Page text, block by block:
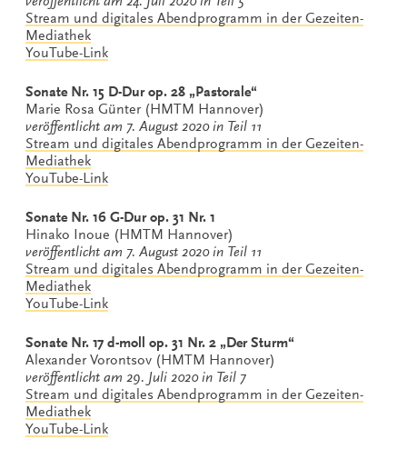
Stream und digitales Abendprogramm in der Gezeiten-
Mediathek
YouTube-Link
Sonate Nr. 15 D-Dur op. 28 „Pastorale“
Marie Rosa Günter (HMTM Hannover)
veröffentlicht am 7. August 2020 in Teil 11
Stream und digitales Abendprogramm in der Gezeiten-
Mediathek
YouTube-Link
Sonate Nr. 16 G-Dur op. 31 Nr. 1
Hinako Inoue (HMTM Hannover)
veröffentlicht am 7. August 2020 in Teil 11
Stream und digitales Abendprogramm in der Gezeiten-
Mediathek
YouTube-Link
Sonate Nr. 17 d-moll op. 31 Nr. 2 „Der Sturm“
Alexander Vorontsov (HMTM Hannover)
veröffentlicht am 29. Juli 2020 in Teil 7
Stream und digitales Abendprogramm in der Gezeiten-
Mediathek
YouTube-Link